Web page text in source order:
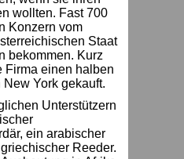
wollten. Fast 700
Konzern vom
Staat
bekommen. Kurz
Firma einen halben
York gekauft.
Unterstützern
ein arabischer
Reeder.